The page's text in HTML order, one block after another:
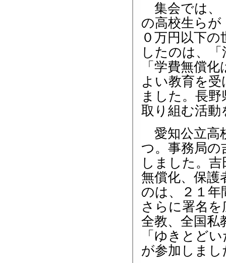
集会では、
の高校生らが
０万円以下
したのは、
「学費無償
よい教育を
ました。長
取り組む活動
愛知公立高
つ。事務局の
しました。
無償化、保護
のは、２１年
さらに署名
全教、全国私
「ゆきとど
が参加しまし